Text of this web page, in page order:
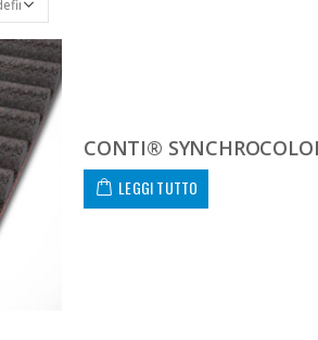
CONTI®
LEGGI TUTTO